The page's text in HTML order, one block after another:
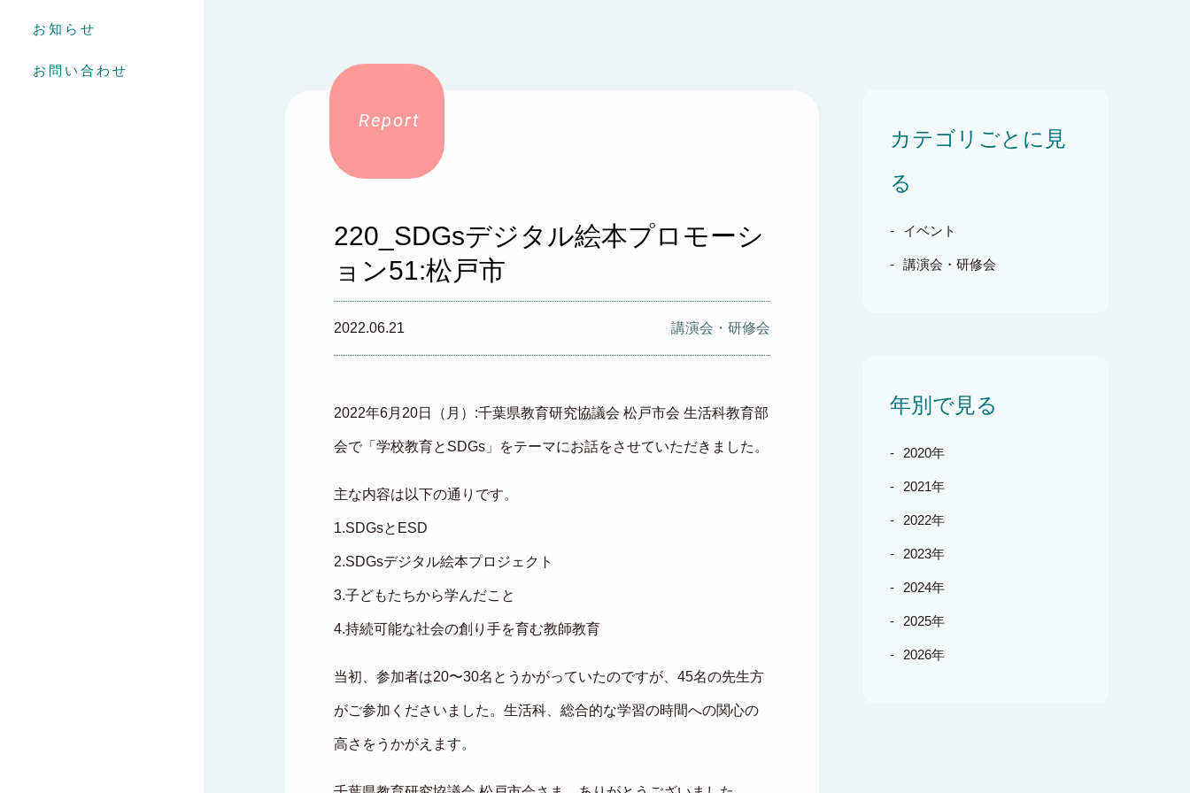
お知らせ
お問い合わせ
220_SDGsデジタル絵本プロモーシ
ョン51:松戸市
2022.06.21 講演会・研修会
2022年6月20日（月）:千葉県教育研究協議会 松戸市会 生活科教育部
会で「学校教育とSDGs」をテーマにお話をさせていただきました。
主な内容は以下の通りです。
1.SDGsとESD
2.SDGsデジタル絵本プロジェクト
3.子どもたちから学んだこと
4.持続可能な社会の創り手を育む教師教育
当初、参加者は20〜30名とうかがっていたのですが、45名の先生方
がご参加くださいました。生活科、総合的な学習の時間への関心の
高さをうかがえます。
カテゴリごとに見
る
イベント
講演会・研修会
年別で見る
2020年
2021年
2022年
2023年
2024年
2025年
2026年